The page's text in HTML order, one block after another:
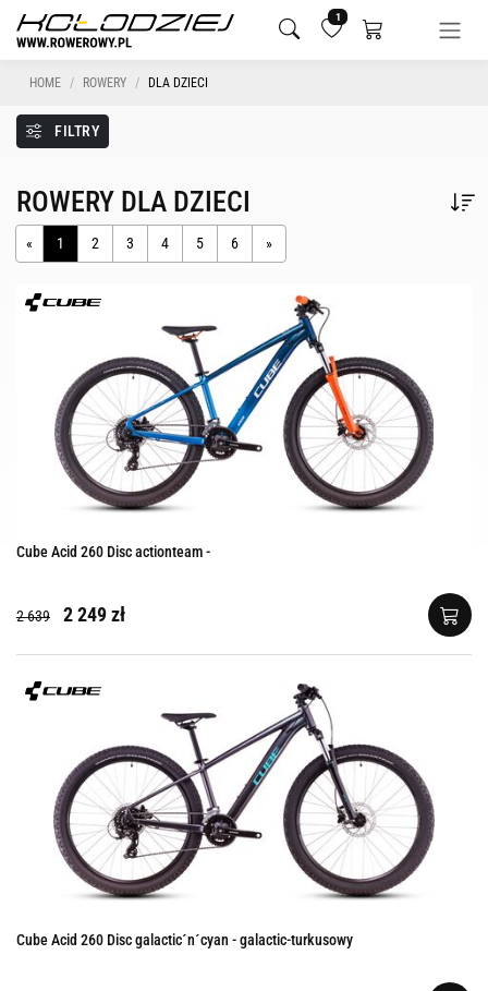
1
HOME ROWERY DLA DZIECI
FILTRY
ROWERY DLA DZIECI
« 1 2 3 4 5 6 »
Cube Acid 260 Disc actionteam -
2 639 2 249 zł
Cube Acid 260 Disc galactic´n´cyan - galactic-turkusowy